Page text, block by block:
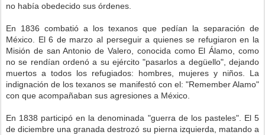
no había obedecido sus órdenes.
En 1836 combatió a los texanos que pedían la separación de
México. El 6 de marzo al perseguir a quienes se refugiaron en la
Misión de san Antonio de Valero, conocida como El Álamo, como
no se rendían ordenó a su ejército "pasarlos a degüello", dejando
muertos a todos los refugiados: hombres, mujeres y niños. La
indignación de los texanos se manifestó con el: "Remember Alamo"
con que acompañaban sus agresiones a México.
En 1838 participó en la denominada "guerra de los pasteles". El 5
de diciembre una granada destrozó su pierna izquierda, matando a